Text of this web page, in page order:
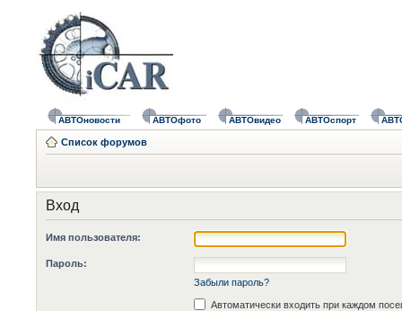
АВТОновости АВТОфото АВТОвидео АВТОспорт
Список форумов
Вход
Имя пользователя:
Пароль:
Забыли пароль?
Автоматически входить при каждом